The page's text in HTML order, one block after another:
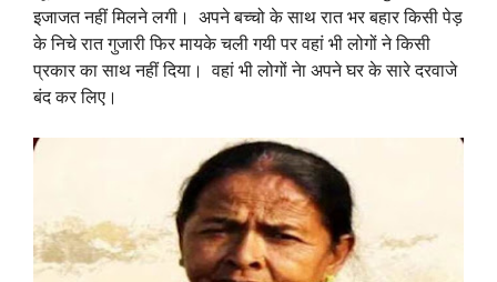
इजाजत नहीं मिलने लगी। अपने बच्चो के साथ रात भर बहार किसी पेड़
के निचे रात गुजारी फिर मायके चली गयी पर वहां भी लोगों ने किसी
प्रकार का साथ नहीं दिया। वहां भी लोगों नेा अपने घर के सारे दरवाजे
बंद कर लिए।